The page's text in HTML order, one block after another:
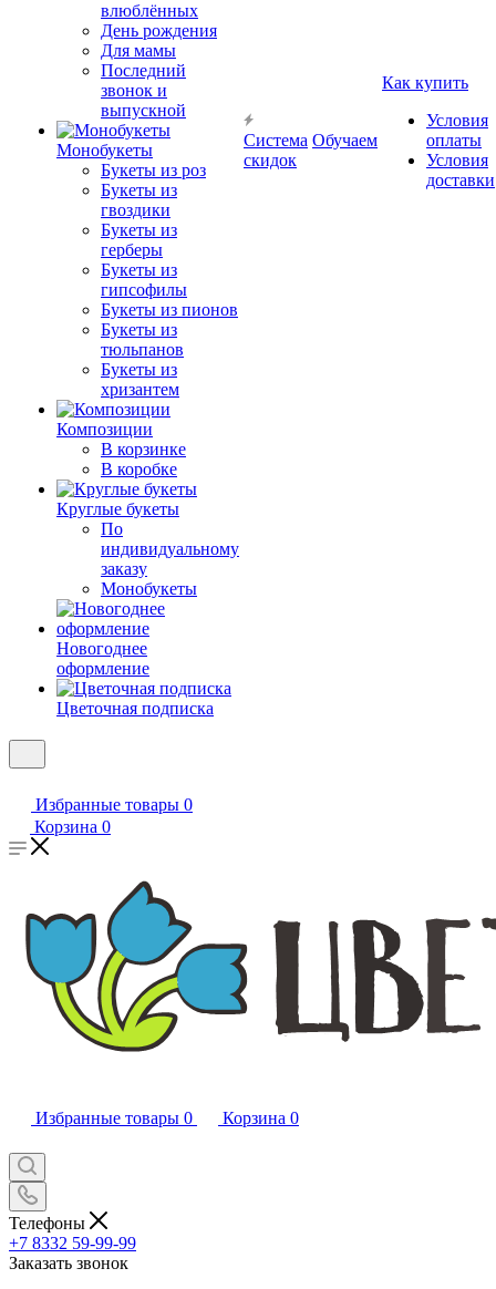
влюблённых
День рождения
Для мамы
Последний
звонок и
выпускной
Монобукеты
Букеты из роз
Букеты из
гвоздики
Букеты из
герберы
Букеты из
гипсофилы
Букеты из пионов
Букеты из
тюльпанов
Букеты из
хризантем
Композиции
В корзинке
В коробке
Круглые букеты
По
индивидуальному
заказу
Монобукеты
Новогоднее
оформление
Цветочная подписка
Система
скидок
Обучаем
Как купить
Условия
оплаты
Условия
доставки
Избранные товары 0
Корзина 0
Избранные товары 0 Корзина 0
Телефоны
+7 8332 59-99-99
Заказать звонок